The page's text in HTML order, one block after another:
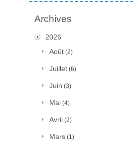
Archives
2026
Août (2)
Juillet (6)
Juin (3)
Mai (4)
Avril (2)
Mars (1)